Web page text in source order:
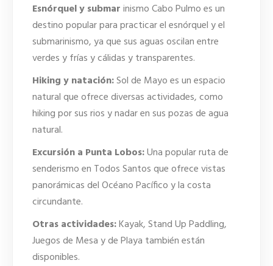
Esnórquel y submarinismo Cabo Pulmo es un
destino popular para practicar el esnórquel y el
submarinismo, ya que sus aguas oscilan entre
verdes y frías y cálidas y transparentes.
Hiking y natación:Sol de Mayo es un espacio
natural que ofrece diversas actividades, como
hiking por sus rios y nadar en sus pozas de agua
natural.
Excursión a Punta Lobos:Una popular ruta de
senderismo en Todos Santos que ofrece vistas
panorámicas del Océano Pacífico y la costa
circundante.
Otras actividades:Kayak, Stand Up Paddling,
Juegos de Mesa y de Playa también están
disponibles.